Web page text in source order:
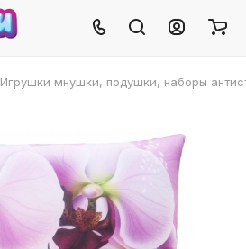
Игрушки мнушки, подушки, наборы